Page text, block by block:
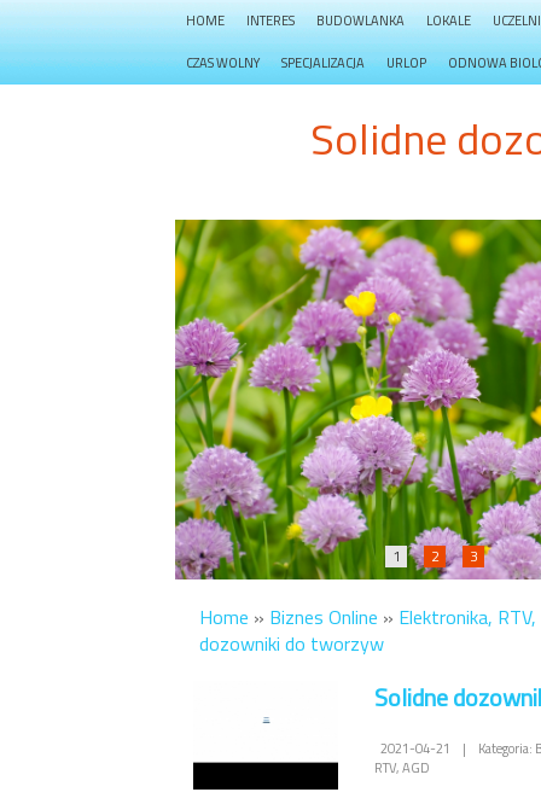
HOME INTERES BUDOWLANKA LOKALE
CZAS WOLNY SPECJALIZACJA URLOP ODNOWA
Solidne
1 2 3
Home » Biznes Online » Elektronika,
dozowniki do tworzyw
Solidne
2021-04-21 |
RTV, AGD